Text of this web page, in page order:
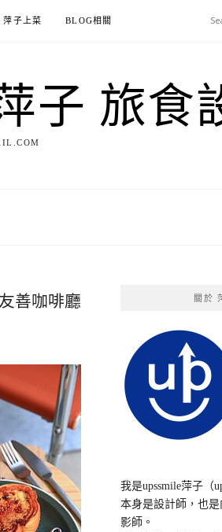
萍子上菜 BLOG相關
子 旅食
善咖啡廳 關於
我是upssmile萍子（
本身是設計師，也
影師。